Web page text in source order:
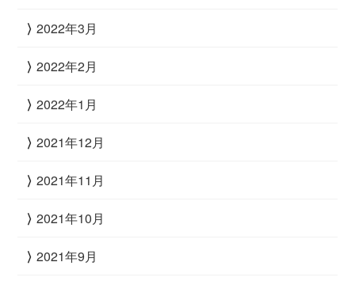
2022年3月
2022年2月
2022年1月
2021年12月
2021年11月
2021年10月
2021年9月